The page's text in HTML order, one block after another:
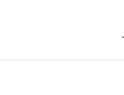
دجاج مبرد